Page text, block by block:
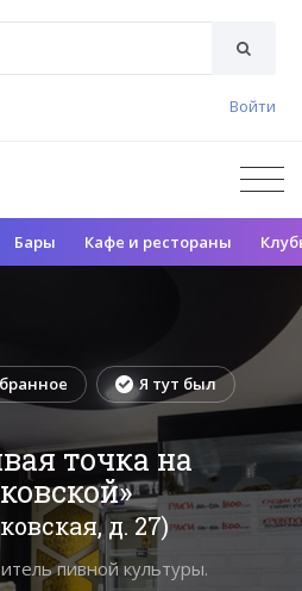
Войти
Бары Кафе и рестораны
Я тут был
точка на
д. 27)
пивной культуры.